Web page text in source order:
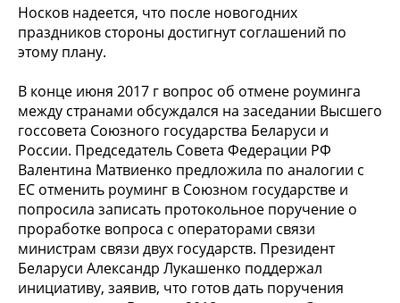
Носков надеется, что после новогодних
праздников стороны достигнут соглашений по
этому плану.
В конце июня 2017 г вопрос об отмене роуминга
между странами обсуждался на заседании Высшего
госсовета Союзного государства Беларуси и
России. Председатель Совета Федерации РФ
Валентина Матвиенко предложила по аналогии с
ЕС отменить роуминг в Союзном государстве и
попросила записать протокольное поручение о
проработке вопроса с операторами связи
министрам связи двух государств. Президент
Беларуси Александр Лукашенко поддержал
инициативу, заявив, что готов дать поручения